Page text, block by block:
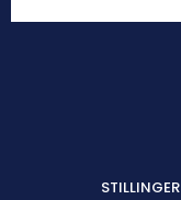
STILLINGER